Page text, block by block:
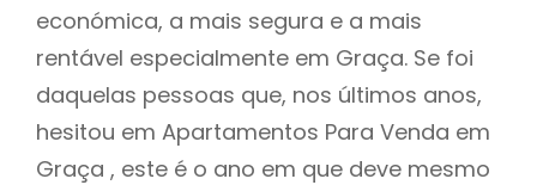
económica, a mais segura e a mais
rentável especialmente em Graça. Se foi
daquelas pessoas que, nos últimos anos,
hesitou em Apartamentos Para Venda em
Graça , este é o ano em que deve mesmo